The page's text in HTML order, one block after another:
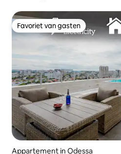
Favoriet van gasten
Favoriet van gasten
Appartement in Odessa